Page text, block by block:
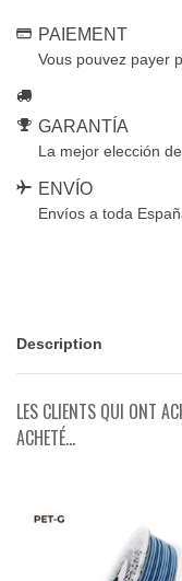
PAIEMENT
Vous pouvez payer
GARANTÍA
La mejor elección
ENVÍO
Envíos a toda
Description
LES CLIENTS QUI ONT
ACHETÉ...